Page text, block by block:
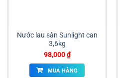
Nước lau sàn Sunlight can
3,6kg
98,000₫
MUA HÀNG